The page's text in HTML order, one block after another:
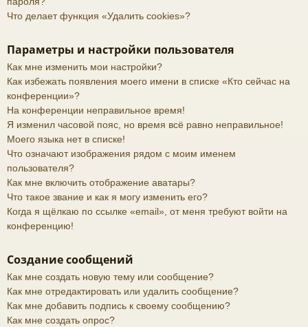
Что делает функция «Удалить cookies»?
Параметры и настройки пользователя
Как мне изменить мои настройки?
Как избежать появления моего имени в списке «Кто сейчас на
конференции»?
На конференции неправильное время!
Я изменил часовой пояс, но время всё равно неправильное!
Моего языка нет в списке!
Что означают изображения рядом с моим именем
пользователя?
Как мне включить отображение аватары?
Что такое звание и как я могу изменить его?
Когда я щёлкаю по ссылке «email», от меня требуют войти на
конференцию!
Создание сообщений
Как мне создать новую тему или сообщение?
Как мне отредактировать или удалить сообщение?
Как мне добавить подпись к своему сообщению?
Как мне создать опрос?